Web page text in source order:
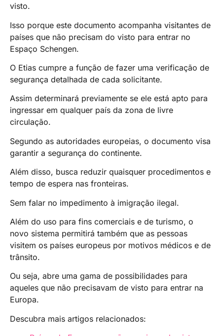
visto.
Isso porque este documento acompanha visitantes de
países que não precisam do visto para entrar no
Espaço Schengen.
O Etias cumpre a função de fazer uma verificação de
segurança detalhada de cada solicitante.
Assim determinará previamente se ele está apto para
ingressar em qualquer país da zona de livre
circulação.
Segundo as autoridades europeias, o documento visa
garantir a segurança do continente.
Além disso, busca reduzir quaisquer procedimentos e
tempo de espera nas fronteiras.
Sem falar no impedimento à imigração ilegal.
Além do uso para fins comerciais e de turismo, o
novo sistema permitirá também que as pessoas
visitem os países europeus por motivos médicos e de
trânsito.
Ou seja, abre uma gama de possibilidades para
aqueles que não precisavam de visto para entrar na
Europa.
Descubra mais artigos relacionados: